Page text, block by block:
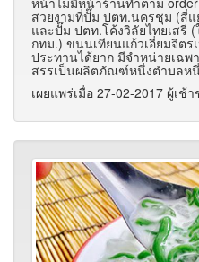
สวยงามที่ปั๊ม ปตท.นครชุม (สี่
และปั๊ม ปตท.โค้งวิลัยไทยเสรี (
กทม.) ขนนเทียนแก้วเอี่ยมจิต
ประทานได้ยาก มีจำหน่ายเฉพ
สรรเป็นผลิตภัณฑ์หนึ่งตำบล
เผยแพร่เมื่อ 27-02-2017 ผู้เช้